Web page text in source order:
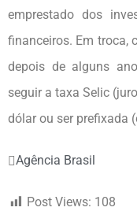
emprestado dos
financeiros. Em troca,
depois de alguns
seguir a taxa Selic
dólar ou ser prefixada
Agência Brasil
Post Views: 108